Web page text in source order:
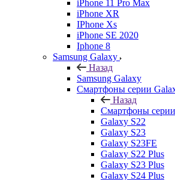
iPhone 11 Pro Max
iPhone XR
IPhone Xs
iPhone SE 2020
Iphone 8
Samsung Galaxy
Назад
Samsung Galaxy
Смартфоны серии
Назад
Смартфоны
Galaxy S22
Galaxy S23
Galaxy S23FE
Galaxy S22 Plus
Galaxy S23 Plus
Galaxy S24 Plus